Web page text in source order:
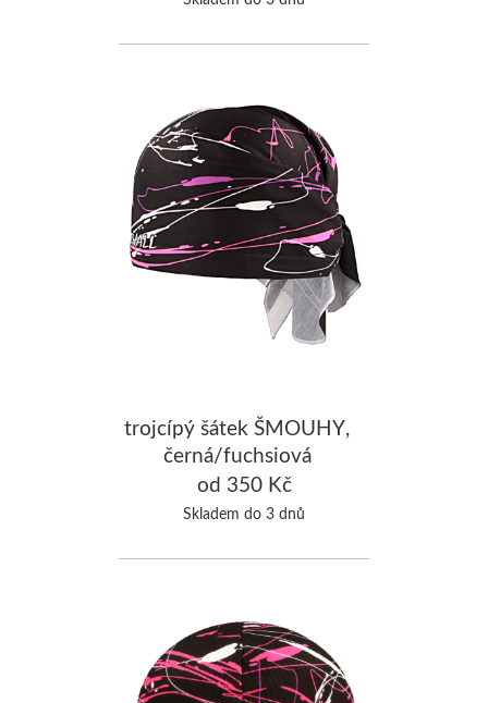
trojcípý šátek ŠMOUHY,
černá/fuchsiová
od 350 Kč
Skladem do 3 dnů